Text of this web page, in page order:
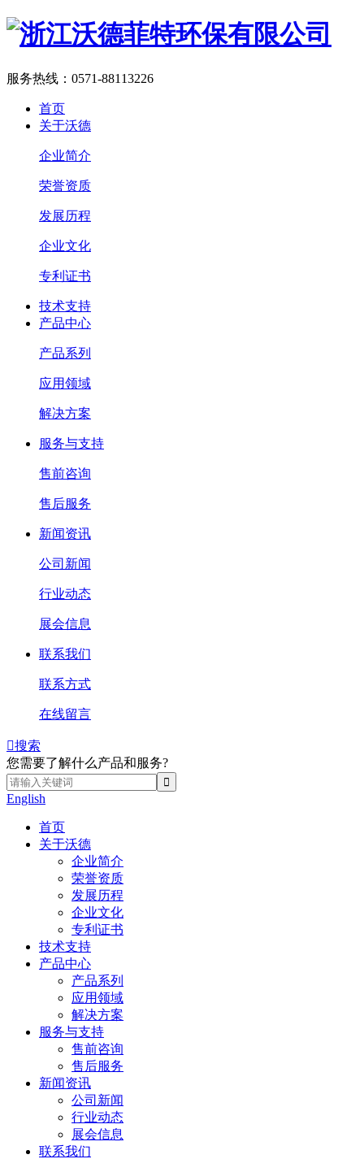
服务热线： 0571-88113226
首页
关于沃德
企业简介
荣誉资质
发展历程
企业文化
专利证书
技术支持
产品中心
产品系列
应用领域
解决方案
服务与支持
售前咨询
售后服务
新闻资讯
公司新闻
行业动态
展会信息
联系我们
联系方式
在线留言
搜索
您需要了解什么产品和服务?
English
首页
关于沃德
企业简介
荣誉资质
发展历程
企业文化
专利证书
技术支持
产品中心
产品系列
应用领域
解决方案
服务与支持
售前咨询
售后服务
新闻资讯
公司新闻
行业动态
展会信息
联系我们